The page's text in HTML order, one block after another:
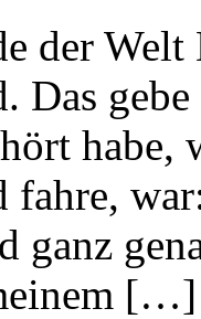
der
Das
habe,
fahre,
ganz
[…]